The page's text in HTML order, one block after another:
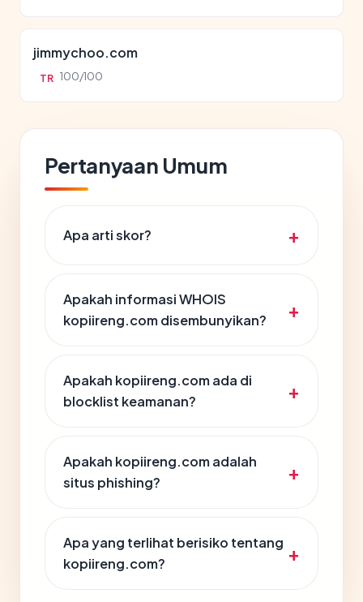
jimmychoo.com
TR 100/100
Pertanyaan Umum
Apa arti skor?
Apakah informasi WHOIS
kopiireng.com disembunyikan?
Apakah kopiireng.com ada di
blocklist keamanan?
Apakah kopiireng.com adalah
situs phishing?
Apa yang terlihat berisiko tentang
kopiireng.com?